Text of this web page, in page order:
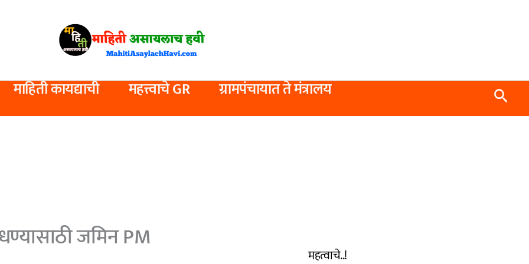
माहिती कायद्याची महत्त्वाचे GR ग्रामपंचायात ते मंत्रालय
जमिन PM
महत्वाचे..!